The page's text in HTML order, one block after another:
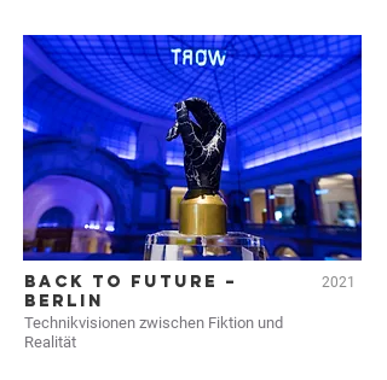
BACK TO FUTURE –
BERLIN
2021
Technikvisionen zwischen Fiktion und
Realität